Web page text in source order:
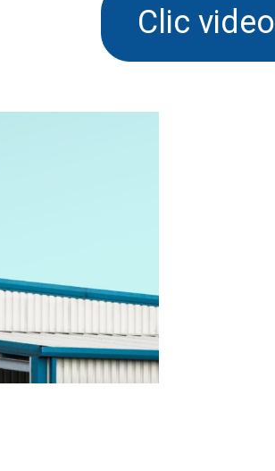
Clic video